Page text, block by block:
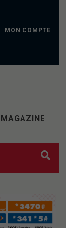
MON COMPTE
MAGAZINE